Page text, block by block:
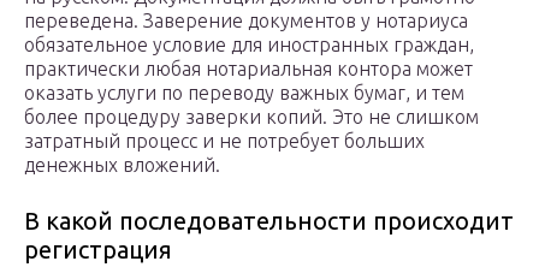
переведена. Заверение документов у нотариуса
обязательное условие для иностранных граждан,
практически любая нотариальная контора может
оказать услуги по переводу важных бумаг, и тем
более процедуру заверки копий. Это не слишком
затратный процесс и не потребует больших
денежных вложений.
В какой последовательности происходит
регистрация